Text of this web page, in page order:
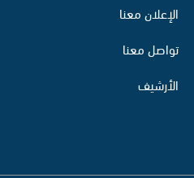
الإعلان معنا
تواصل معنا
الأرشيف